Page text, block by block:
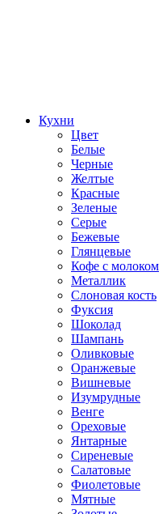
Кухни
Цвет
Белые
Черные
Желтые
Красные
Зеленые
Серые
Бежевые
Глянцевые
Кофе с молоком
Металлик
Слоновая кость
Фуксия
Шоколад
Шампань
Оливковые
Оранжевые
Вишневые
Изумрудные
Венге
Ореховые
Янтарные
Сиреневые
Салатовые
Фиолетовые
Мятные